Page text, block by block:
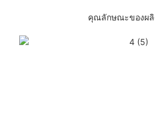
คุณลักษณะของผ